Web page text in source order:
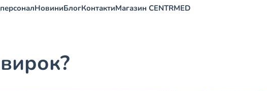
НовиниБлогКонтактиМагазин CENTRMED